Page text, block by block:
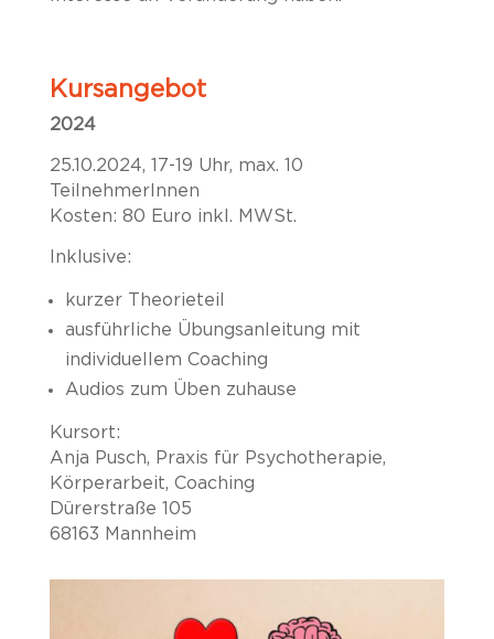
Kursangebot
2024
25.10.2024, 17-19 Uhr, max. 10
TeilnehmerInnen
Kosten: 80 Euro inkl. MWSt.
Inklusive:
kurzer Theorieteil
ausführliche Übungsanleitung mit
individuellem Coaching
Audios zum Üben zuhause
Kursort:
Anja Pusch, Praxis für Psychotherapie,
Körperarbeit, Coaching
Dürerstraße 105
68163 Mannheim